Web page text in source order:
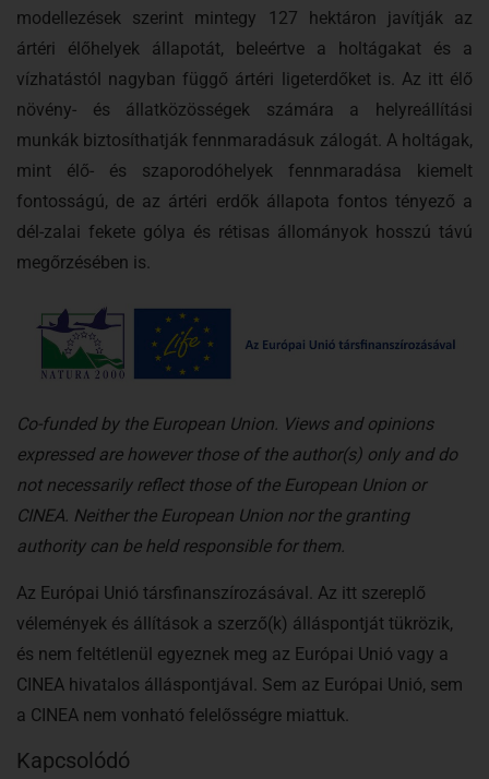
modellezések szerint mintegy 127 hektáron javítják az
ártéri élőhelyek állapotát, beleértve a holtágakat és a
vízhatástól nagyban függő ártéri ligeterdőket is. Az itt élő
növény- és állatközösségek számára a helyreállítási
munkák biztosíthatják fennmaradásuk zálogát. A holtágak,
mint élő- és szaporodóhelyek fennmaradása kiemelt
fontosságú, de az ártéri erdők állapota fontos tényező a
dél-zalai fekete gólya és rétisas állományok hosszú távú
megőrzésében is.
Co-funded by the European Union. Views and opinions
expressed are however those of the author(s) only and do
not necessarily reflect those of the European Union or
CINEA. Neither the European Union nor the granting
authority can be held responsible for them.
Az Európai Unió társfinanszírozásával. Az itt szereplő
vélemények és állítások a szerző(k) álláspontját tükrözik,
és nem feltétlenül egyeznek meg az Európai Unió vagy a
CINEA hivatalos álláspontjával. Sem az Európai Unió, sem
a CINEA nem vonható felelősségre miattuk.
Kapcsolódó